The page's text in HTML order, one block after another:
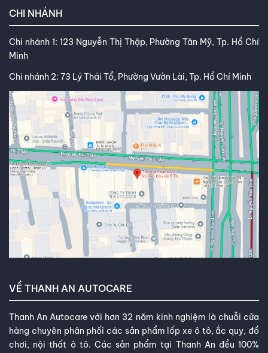
CHI NHÁNH
Chi nhánh 1: 123 Nguyễn Thị Thập, Phường Tân Mỹ, Tp. Hồ Chí
Minh
Chi nhánh 2: 73 Lý Thái Tổ, Phường Vườn Lài, Tp. Hồ Chí Minh
VỀ THANH AN AUTOCARE
Thanh An Autocare với hơn 32 năm kinh nghiệm là chuỗi cửa
hàng chuyên phân phối các sản phẩm lốp xe ô tô, ắc quy, đồ
chơi, nội thất ô tô. Các sản phẩm tại Thanh An đều 100%